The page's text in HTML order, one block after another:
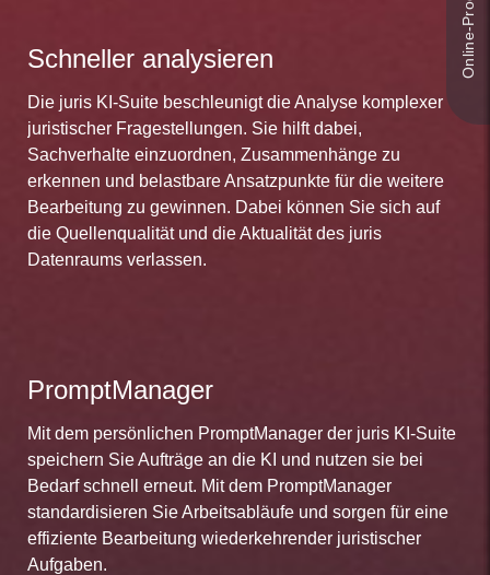
Schneller analysieren
Die juris KI-Suite beschleunigt die Analyse komplexer
juristischer Fragestellungen. Sie hilft dabei,
Sachverhalte einzuordnen, Zusammenhänge zu
erkennen und belastbare Ansatzpunkte für die weitere
Bearbeitung zu gewinnen. Dabei können Sie sich auf
die Quellenqualität und die Aktualität des juris
Datenraums verlassen.
PromptManager
Mit dem persönlichen PromptManager der juris KI-Suite
speichern Sie Aufträge an die KI und nutzen sie bei
Bedarf schnell erneut. Mit dem PromptManager
standardisieren Sie Arbeitsabläufe und sorgen für eine
effiziente Bearbeitung wiederkehrender juristischer
Aufgaben.